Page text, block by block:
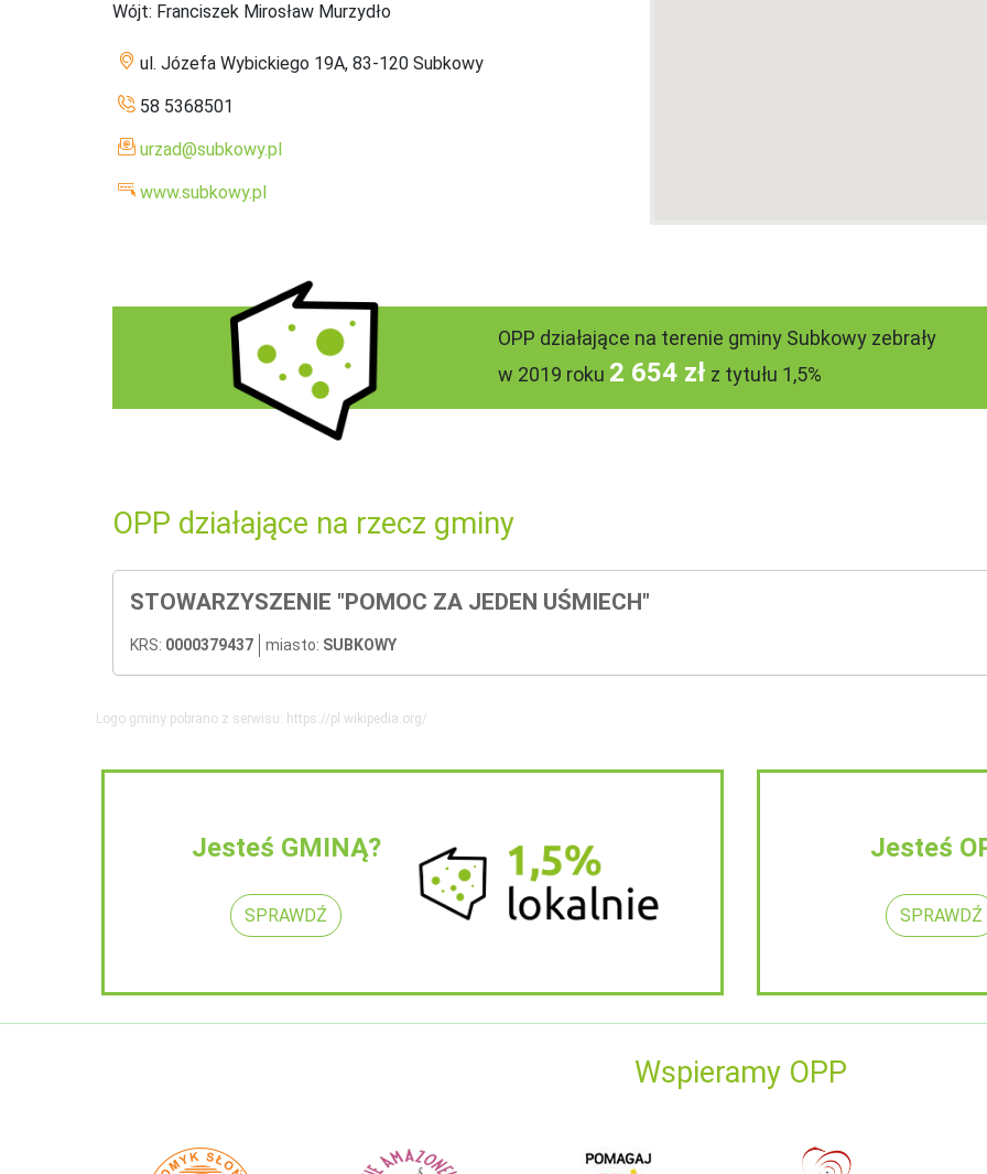
Wójt: Franciszek Mirosław Murzydło
ul. Józefa Wybickiego 19A, 83-120 Subkowy
58 5368501
urzad@subkowy.pl
www.subkowy.pl
OPP działające na terenie gminy Subkowy zebrały
w 2019 roku 2 654 zł z tytułu 1,5%
OPP działające na rzecz gminy
STOWARZYSZENIE "POMOC ZA JEDEN UŚMIECH"
KRS: 0000379437 miasto: SUBKOWY
Logo gminy pobrano z serwisu: https://pl.wikipedia.org/
Jesteś GMINĄ?
SPRAWDŹ
Jesteś
SPRAWDŹ
Wspieramy OPP